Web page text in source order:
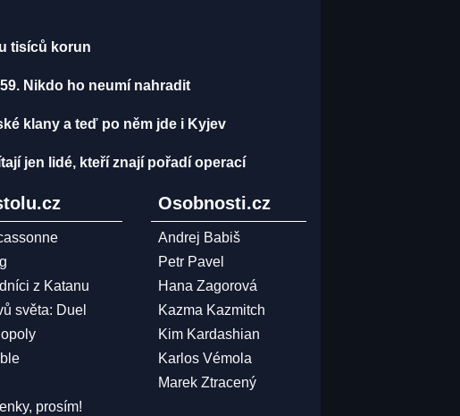
tisíců korun
Nikdo ho neumí nahradit
klany a teď po něm jde i Kyjev
jen lidé, kteří znají pořadí operací
z Katanu
světa: Duel
prosím!
Osobnosti.cz
Andrej Babiš
Petr Pavel
Hana Zagorová
Kazma Kazmitch
Kim Kardashian
Karlos Vémola
Marek Ztracený